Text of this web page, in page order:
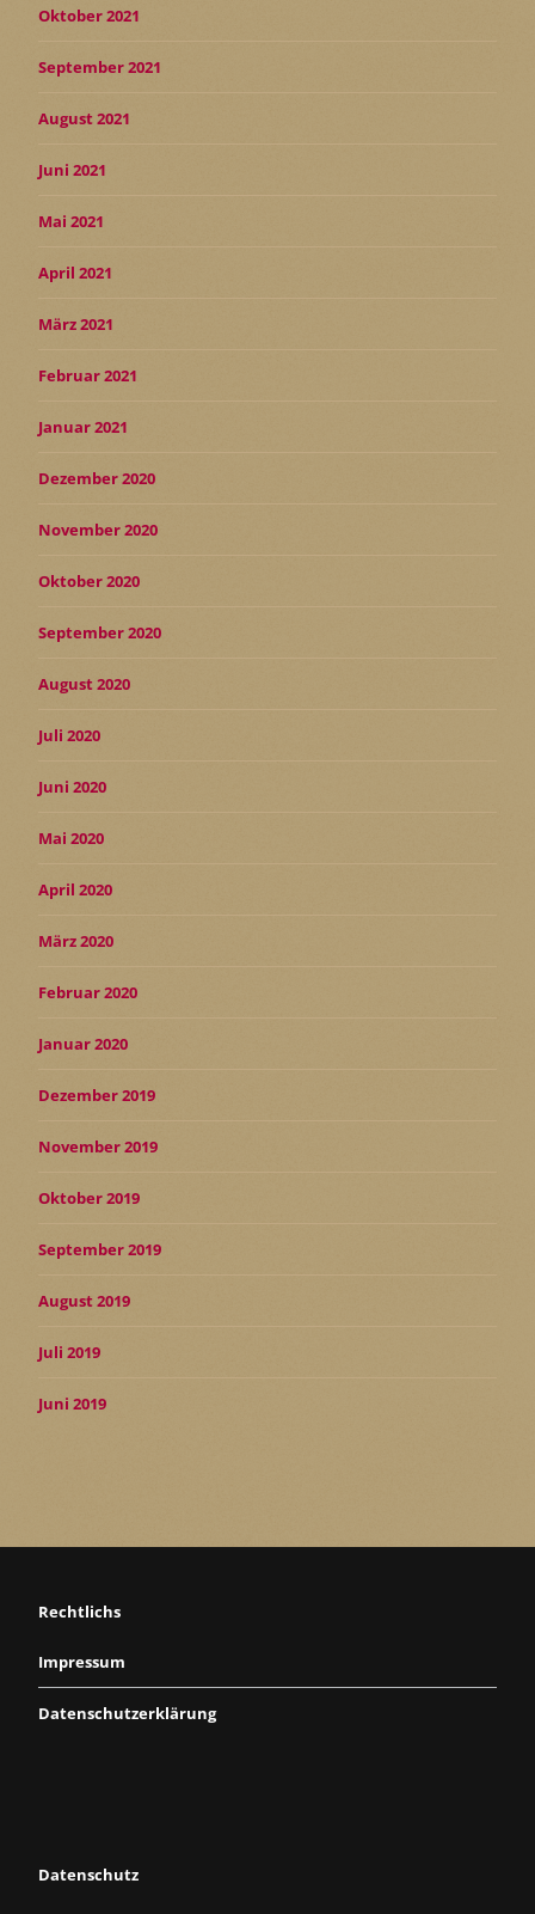
Oktober 2021
September 2021
August 2021
Juni 2021
Mai 2021
April 2021
März 2021
Februar 2021
Januar 2021
Dezember 2020
November 2020
Oktober 2020
September 2020
August 2020
Juli 2020
Juni 2020
Mai 2020
April 2020
März 2020
Februar 2020
Januar 2020
Dezember 2019
November 2019
Oktober 2019
September 2019
August 2019
Juli 2019
Juni 2019
Rechtlichs
Impressum
Datenschutzerklärung
Datenschutz